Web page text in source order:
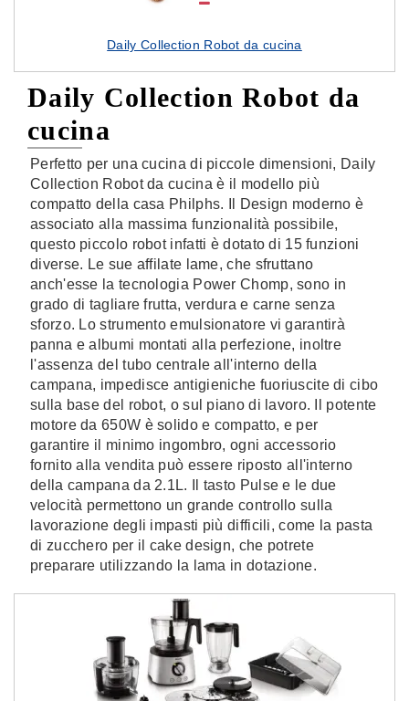
Daily Collection Robot da cucina
Daily Collection Robot da
cucina
Perfetto per una cucina di piccole dimensioni, Daily
Collection Robot da cucina è il modello più
compatto della casa Philphs. Il Design moderno è
associato alla massima funzionalità possibile,
questo piccolo robot infatti è dotato di 15 funzioni
diverse. Le sue affilate lame, che sfruttano
anch'esse la tecnologia Power Chomp, sono in
grado di tagliare frutta, verdura e carne senza
sforzo. Lo strumento emulsionatore vi garantirà
panna e albumi montati alla perfezione, inoltre
l'assenza del tubo centrale all'interno della
campana, impedisce antigieniche fuoriuscite di cibo
sulla base del robot, o sul piano di lavoro. Il potente
motore da 650W è solido e compatto, e per
garantire il minimo ingombro, ogni accessorio
fornito alla vendita può essere riposto all'interno
della campana da 2.1L. Il tasto Pulse e le due
velocità permettono un grande controllo sulla
lavorazione degli impasti più difficili, come la pasta
di zucchero per il cake design, che potrete
preparare utilizzando la lama in dotazione.